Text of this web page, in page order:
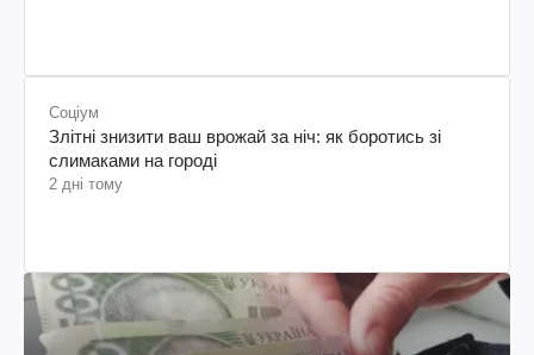
Соціум
Злітні знизити ваш врожай за ніч: як боротись зі
слимаками на городі
2 дні тому